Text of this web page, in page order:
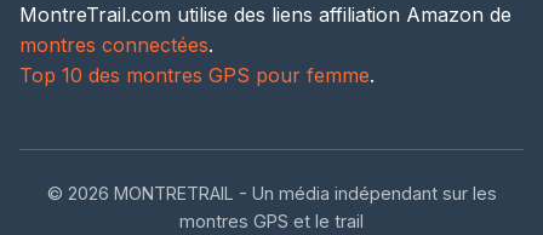
MontreTrail.com utilise des liens affiliation Amazon de
montres connectées.
Top 10 des montres GPS pour femme.
© 2026 MONTRETRAIL - Un média indépendant sur les
montres GPS et le trail